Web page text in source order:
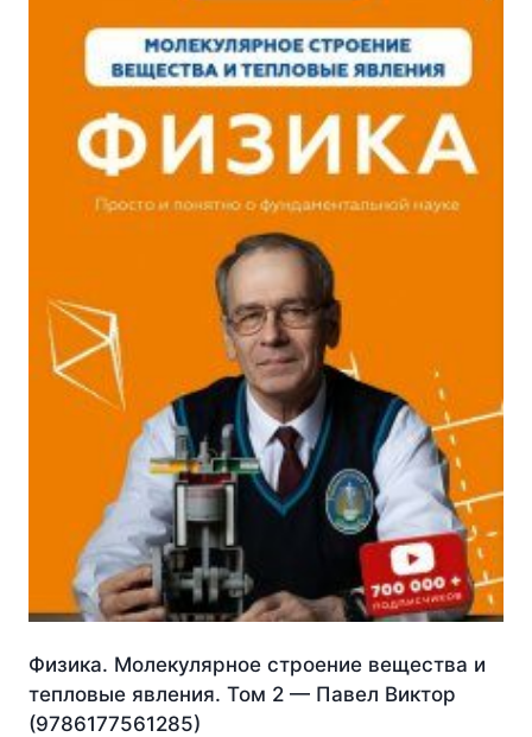
Физика. Молекулярное строение вещества и
тепловые явления. Том 2 — Павел Виктор
(9786177561285)